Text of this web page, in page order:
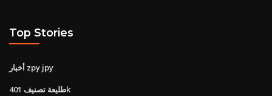
Top Stories
أخبار zpy jpy
طليعة تصنيف 401k